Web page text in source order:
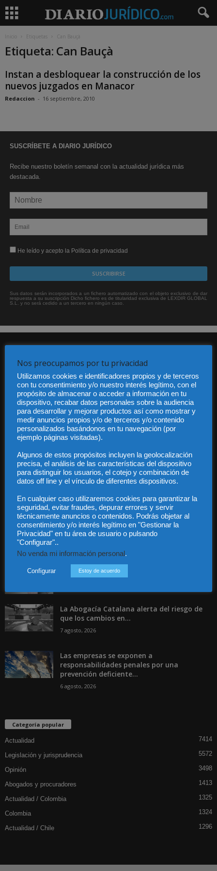
Inicio Etiquetas Can Bauçà
Etiqueta: Can Bauçà
Instan a desbloquear la construcción de los
nuevos juzgados en Manacor
Redaccion - 16 septiembre, 2010
SUSCRÍBETE A DIARIO JURÍDICO
Recibe nuestro boletín semanal con la actualidad jurídica más
destacada.
He leído y acepto la Política de privacidad
Sus datos serán incorporados a un fichero automatizado con el objeto exclusivo de dar
respuesta a su suscripción Dicho fichero es de titularidad exclusiva de LEXDIR GLOBAL
S.L. y no será cedido a un tercero en ningún caso.
Audiencia y Publicidad
Quiénes somos
Legal
Privacidad
Contacto
Contáctanos: info@diariojuridico.com
Incluso más noticias
es el referente en derecho...
La Abogacía Catalana alerta del riesgo de
que los cambios en...
7 agosto, 2026
Las empresas se exponen a
responsabilidades penales por una
prevención deficiente...
6 agosto, 2026
Categoría popular
Actualidad 7414
Legislación y jurisprudencia 5572
Opinión 3498
Abogados y procuradores 1413
Actualidad / Colombia 1325
Colombia 1324
Actualidad / Chile 1296
Nos preocupamos por tu privacidad
Utilizamos cookies e identificadores propios y de terceros
con tu consentimiento y/o nuestro interés legítimo, con el
propósito de almacenar o acceder a información en tu
dispositivo, recabar datos personales sobre la audiencia
para desarrollar y mejorar productos así como mostrar y
medir anuncios propios y/o de terceros y/o contenido
personalizados basándonos en tu navegación (por
ejemplo páginas visitadas).
Algunos de estos propósitos incluyen la geolocalización
precisa, el análisis de las características del dispositivo
para distinguir los usuarios, el cotejo y combinación de
datos off line y el vínculo de diferentes dispositivos.
En cualquier caso utilizaremos cookies para garantizar la
seguridad, evitar fraudes, depurar errores y servir
técnicamente anuncios o contenidos. Podrás objetar al
consentimiento y/o interés legítimo en "Gestionar la
Privacidad" en tu área de usuario o pulsando
"Configurar"..
No venda mi información personal.
Configurar Estoy de acuerdo